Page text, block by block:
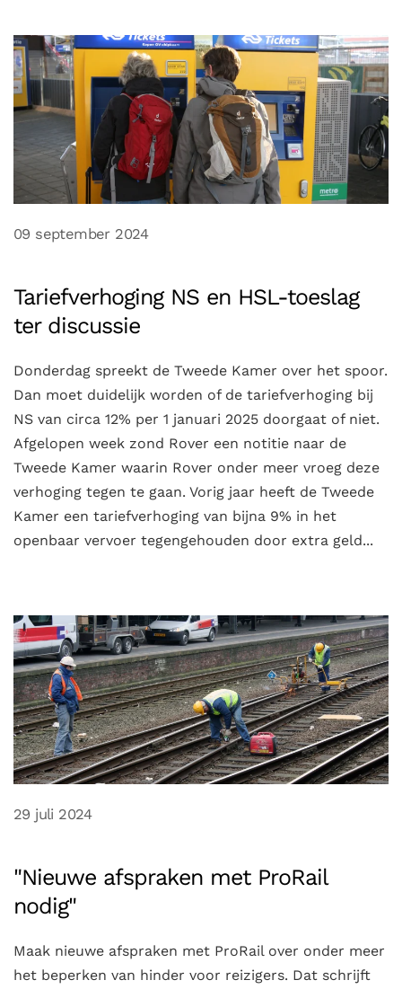
09 september 2024
Tariefverhoging NS en HSL-toeslag
ter discussie
Donderdag spreekt de Tweede Kamer over het spoor.
Dan moet duidelijk worden of de tariefverhoging bij
NS van circa 12% per 1 januari 2025 doorgaat of niet.
Afgelopen week zond Rover een notitie naar de
Tweede Kamer waarin Rover onder meer vroeg deze
verhoging tegen te gaan. Vorig jaar heeft de Tweede
Kamer een tariefverhoging van bijna 9% in het
openbaar vervoer tegengehouden door extra geld...
29 juli 2024
"Nieuwe afspraken met ProRail
nodig"
Maak nieuwe afspraken met ProRail over onder meer
het beperken van hinder voor reizigers. Dat schrijft